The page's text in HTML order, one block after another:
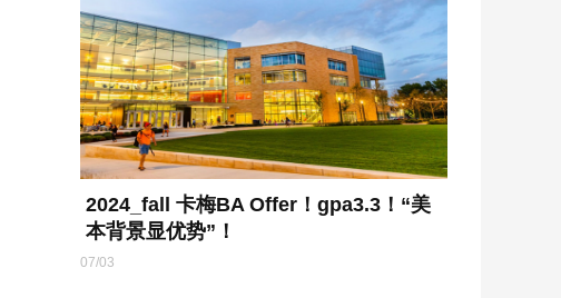
2024_fall 卡梅BA Offer！gpa3.3！“美
本背景显优势”！
07/03